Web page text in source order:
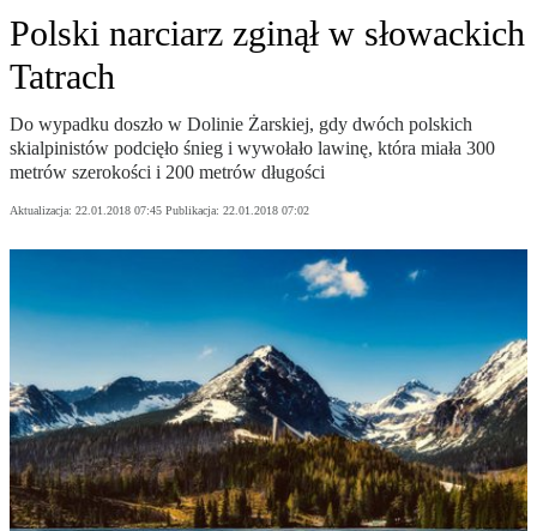
Polski narciarz zginął w słowackich
Tatrach
Do wypadku doszło w Dolinie Żarskiej, gdy dwóch polskich
skialpinistów podcięło śnieg i wywołało lawinę, która miała 300
metrów szerokości i 200 metrów długości
Aktualizacja: 22.01.2018 07:45 Publikacja: 22.01.2018 07:02